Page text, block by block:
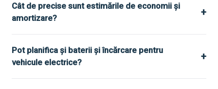
Cât de precise sunt estimările de economii și
amortizare?
+
Pot planifica și baterii și încărcare pentru
vehicule electrice?
+